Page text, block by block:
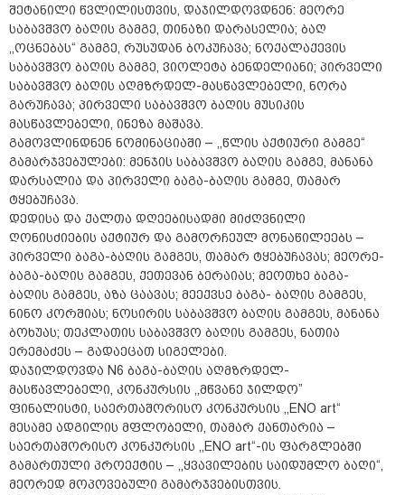
შეტანილი წვლილისთვის, დაჯილდოვდნენ: მეორე
საბავშვო ბაღის გამგე, თინაზი დარასელია; ბაღ
,,ოცნებას“ გამგე, რუსუდან ბოკუჩავა; ნოქალაქევის
საბავშვო ბაღის გამგე, ვიოლეტა ბენდელიანი; პირველი
საბავშვო ბაღის აღმზრდელ-მასწავლებელი, ნორა
გარუჩავა; პირველი საბავშვო ბაღის მუსიკის
მასწავლებელი, ინეზა მაშავა.
გამოვლინდნენ ნომინაციაში – ,,წლის აქტიური გამგე“
გამარჯვებულები: მენჯის საბავშვო ბაღის გამგე, მანანა
დარსალია და პირველი ბაგა-ბაღის გამგე, თამარ
ტყებუჩავა.
დედისა და ქალთა დღეებისადმი მიძღვნილი
ღონისძიების აქტიურ და გამორჩეულ მონაწილეებს –
პირველი ბაგა-ბაღის გამგეს, თამარ ტყებუჩავას; მეორე-
ბაგა-ბაღის გამგეს, ქეთევან ბერაიას; მეოთხე ბაგა-
ბაღის გამგეს, აზა ცაავას; მეექვსე ბაგა- ბაღის გამგეს,
ნინო კორშიას; ნოსირის საბავშვო ბაღის გამგეს, მანანა
ბოხუას; თეკლათის საბავშვო ბაღის გამგეს, ნათია
ერემაძეს – გადაეცათ სიგელები.
დაჯილდოვდა N6 ბაგა-ბაღის აღმზრდელ-
მასწავლებელი, კონკურსის ,,მწვანე ჯილდო”
ფინალისტი, საერთაშორისო კონკურსის ,,ENO art“
მესამე ადგილის მფლობელი, თამარ ქანთარია –
საერთაშორისო კონკურსის ,,ENO art“-ის ფარგლებში
გამართული პროექტის – ,,ყვავილების საიდუმლო ბაღი“,
მეორედ მოპოვებული გამარჯვებისთვის.